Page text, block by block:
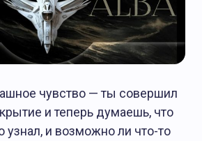
чувство — ты совершил
и теперь думаешь, что
узнал, и возможно ли что-то